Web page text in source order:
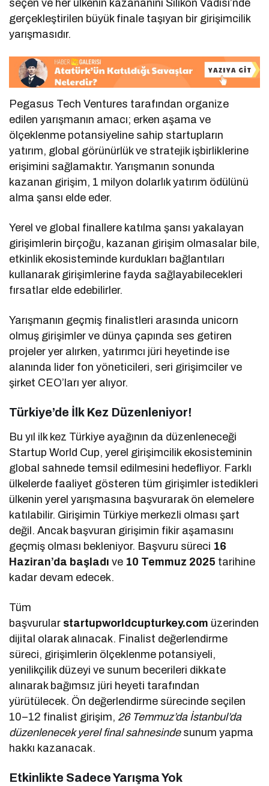
seçen ve her ülkenin kazananını Silikon Vadisi’nde
gerçekleştirilen büyük finale taşıyan bir girişimcilik
yarışmasıdır.
Pegasus Tech Ventures tarafından organize
edilen yarışmanın amacı; erken aşama ve
ölçeklenme potansiyeline sahip startupların
yatırım, global görünürlük ve stratejik işbirliklerine
erişimini sağlamaktır. Yarışmanın sonunda
kazanan girişim, 1 milyon dolarlık yatırım ödülünü
alma şansı elde eder.
Yerel ve global finallere katılma şansı yakalayan
girişimlerin birçoğu, kazanan girişim olmasalar bile,
etkinlik ekosisteminde kurdukları bağlantıları
kullanarak girişimlerine fayda sağlayabilecekleri
fırsatlar elde edebilirler.
Yarışmanın geçmiş finalistleri arasında unicorn
olmuş girişimler ve dünya çapında ses getiren
projeler yer alırken, yatırımcı jüri heyetinde ise
alanında lider fon yöneticileri, seri girişimciler ve
şirket CEO’ları yer alıyor.
Türkiye’de İlk Kez Düzenleniyor!
Bu yıl ilk kez Türkiye ayağının da düzenleneceği
Startup World Cup, yerel girişimcilik ekosisteminin
global sahnede temsil edilmesini hedefliyor. Farklı
ülkelerde faaliyet gösteren tüm girişimler istedikleri
ülkenin yerel yarışmasına başvurarak ön elemelere
katılabilir. Girişimin Türkiye merkezli olması şart
değil. Ancak başvuran girişimin fikir aşamasını
geçmiş olması bekleniyor. Başvuru süreci 16
Haziran’da başladı ve 10 Temmuz 2025 tarihine
kadar devam edecek.
Tüm
başvurular startupworldcupturkey.com üzerinden
dijital olarak alınacak. Finalist değerlendirme
süreci, girişimlerin ölçeklenme potansiyeli,
yenilikçilik düzeyi ve sunum becerileri dikkate
alınarak bağımsız jüri heyeti tarafından
yürütülecek. Ön değerlendirme sürecinde seçilen
10–12 finalist girişim, 26 Temmuz’da İstanbul’da
düzenlenecek yerel final sahnesinde sunum yapma
hakkı kazanacak.
Etkinlikte Sadece Yarışma Yok